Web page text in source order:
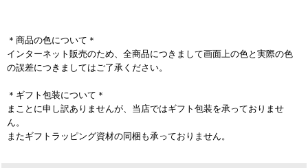
＊商品の色について＊
インターネット販売のため、全商品につきまして画面上の色と実際の色
の誤差につきましてはご了承ください。
＊ギフト包装について＊
まことに申し訳ありませんが、当店ではギフト包装を承っておりませ
ん。
またギフトラッピング資材の同梱も承っておりません。